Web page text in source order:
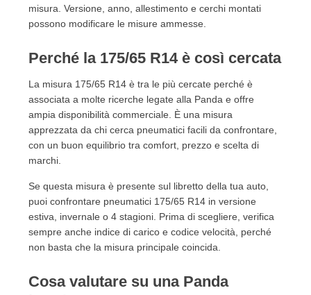
misura. Versione, anno, allestimento e cerchi montati
possono modificare le misure ammesse.
Perché la 175/65 R14 è così cercata
La misura 175/65 R14 è tra le più cercate perché è
associata a molte ricerche legate alla Panda e offre
ampia disponibilità commerciale. È una misura
apprezzata da chi cerca pneumatici facili da confrontare,
con un buon equilibrio tra comfort, prezzo e scelta di
marchi.
Se questa misura è presente sul libretto della tua auto,
puoi confrontare pneumatici 175/65 R14 in versione
estiva, invernale o 4 stagioni. Prima di scegliere, verifica
sempre anche indice di carico e codice velocità, perché
non basta che la misura principale coincida.
Cosa valutare su una Panda